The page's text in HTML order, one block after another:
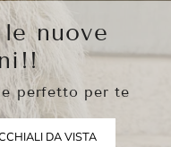
nuove
perfetto per te
DA VISTA